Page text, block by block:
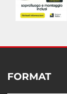
FORMAT